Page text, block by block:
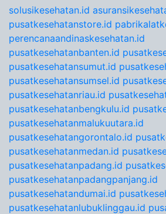
solusikesehatan.id
pusatkesehatanstore.id
perencanaandinaskesehatan.id
pusatkesehatanbanten.id
pusatkesehatansumut.id
pusatkesehatansumsel.id
pusatkesehatanriau.id
pusatkesehatanbengkulu.id
pusatkesehatanmalukuutara.id
pusatkesehatangorontalo.id
pusatkesehatanmedan.id
pusatkesehatanpadang.id
pusatkesehatanpadangpanjang.id
pusatkesehatandumai.id
pusatkesehatanlubuklinggau.id